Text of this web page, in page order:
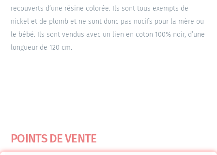
recouverts d’une résine colorée. Ils sont tous exempts de
nickel et de plomb et ne sont donc pas nocifs pour la mère ou
le bébé. Ils sont vendus avec un lien en coton 100% noir, d’une
longueur de 120 cm.
POINTS DE VENTE